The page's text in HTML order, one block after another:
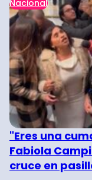
Nacional
"Eres una
Fabiola
cruce en